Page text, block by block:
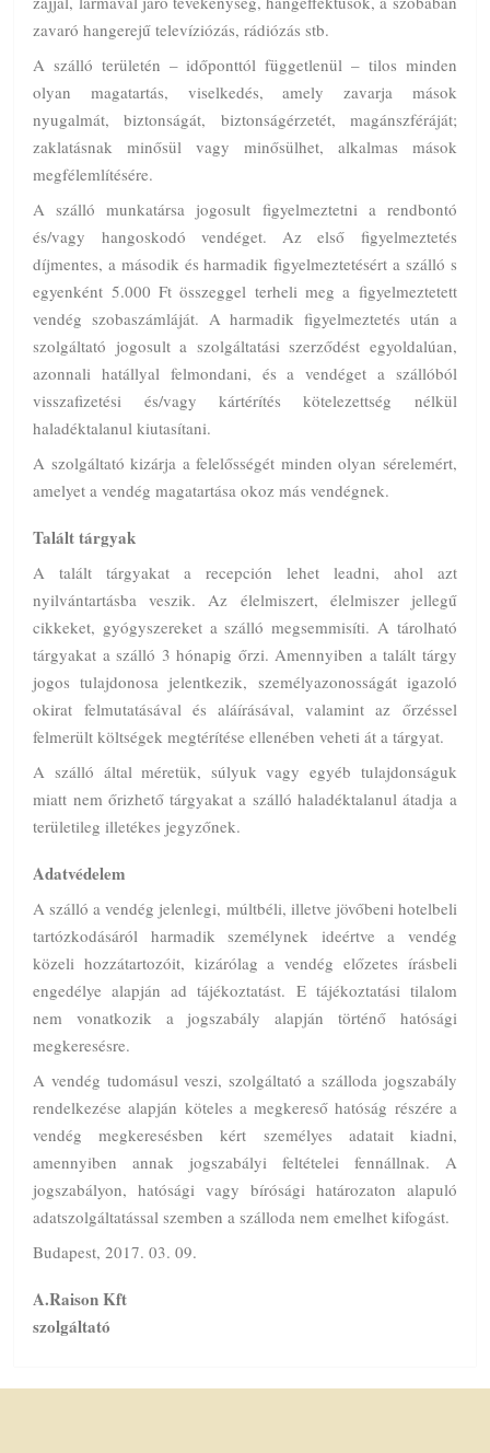
zavaró hangerejű televíziózás, rádiózás stb.
A szálló területén – időponttól függetlenül – tilos minden
olyan magatartás, viselkedés, amely zavarja mások
nyugalmát, biztonságát, biztonságérzetét, magánszféráját;
zaklatásnak minősül vagy minősülhet, alkalmas mások
megfélemlítésére.
A szálló munkatársa jogosult figyelmeztetni a rendbontó
és/vagy hangoskodó vendéget. Az első figyelmeztetés
díjmentes, a második és harmadik figyelmeztetésért a szálló s
egyenként 5.000 Ft összeggel terheli meg a figyelmeztetett
vendég szobaszámláját. A harmadik figyelmeztetés után a
szolgáltató jogosult a szolgáltatási szerződést egyoldalúan,
azonnali hatállyal felmondani, és a vendéget a szállóból
visszafizetési és/vagy kártérítés kötelezettség nélkül
haladéktalanul kiutasítani.
A szolgáltató kizárja a felelősségét minden olyan sérelemért,
amelyet a vendég magatartása okoz más vendégnek.
Talált tárgyak
A talált tárgyakat a recepción lehet leadni, ahol azt
nyilvántartásba veszik. Az élelmiszert, élelmiszer jellegű
cikkeket, gyógyszereket a szálló megsemmisíti. A tárolható
tárgyakat a szálló 3 hónapig őrzi. Amennyiben a talált tárgy
jogos tulajdonosa jelentkezik, személyazonosságát igazoló
okirat felmutatásával és aláírásával, valamint az őrzéssel
felmerült költségek megtérítése ellenében veheti át a tárgyat.
A szálló által méretük, súlyuk vagy egyéb tulajdonságuk
miatt nem őrizhető tárgyakat a szálló haladéktalanul átadja a
területileg illetékes jegyzőnek.
Adatvédelem
A szálló a vendég jelenlegi, múltbéli, illetve jövőbeni hotelbeli
tartózkodásáról harmadik személynek ideértve a vendég
közeli hozzátartozóit, kizárólag a vendég előzetes írásbeli
engedélye alapján ad tájékoztatást. E tájékoztatási tilalom
nem vonatkozik a jogszabály alapján történő hatósági
megkeresésre.
A vendég tudomásul veszi, szolgáltató a szálloda jogszabály
rendelkezése alapján köteles a megkereső hatóság részére a
vendég megkeresésben kért személyes adatait kiadni,
amennyiben annak jogszabályi feltételei fennállnak. A
jogszabályon, hatósági vagy bírósági határozaton alapuló
adatszolgáltatással szemben a szálloda nem emelhet kifogást.
Budapest, 2017. 03. 09.
A.Raison Kft
szolgáltató